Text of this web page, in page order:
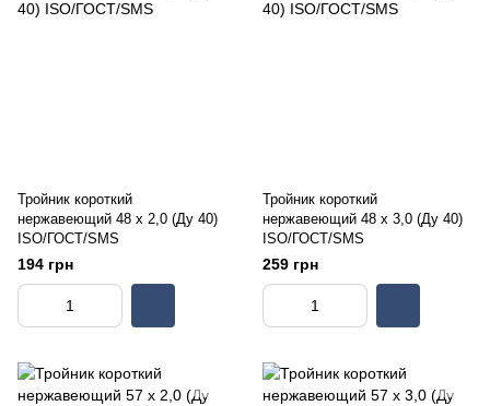
Тройник короткий
нержавеющий 48 х 2,0 (Ду 40)
ISO/ГОСТ/SMS
194 грн
Тройник короткий
нержавеющий 48 х 3,0 (Ду 40)
ISO/ГОСТ/SMS
259 грн